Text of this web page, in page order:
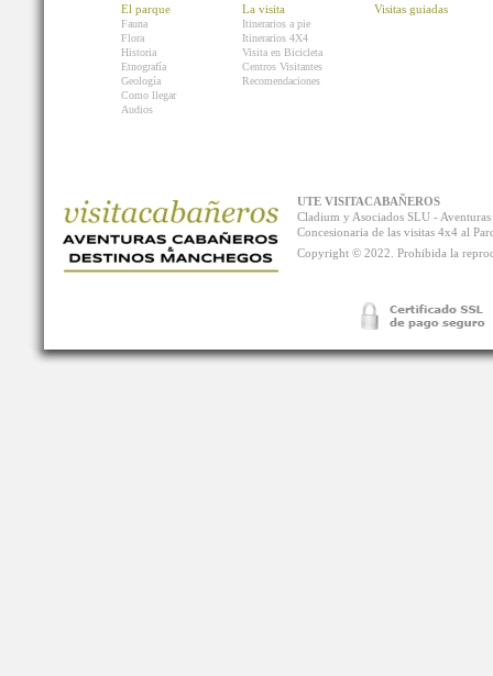
El parque
Fauna
Flora
Historia
Etnografía
Geología
Como llegar
Audios
La visita
Itinerarios a pie
Itinerarios 4X4
Visita en Bicicleta
Centros Visitantes
Recomendaciones
Visitas guiadas
UTE VISITACABAÑEROS
Cladium y Asociados SLU -
Concesionaria de las visitas 4x4 al
Copyright © 2022. Prohibida la